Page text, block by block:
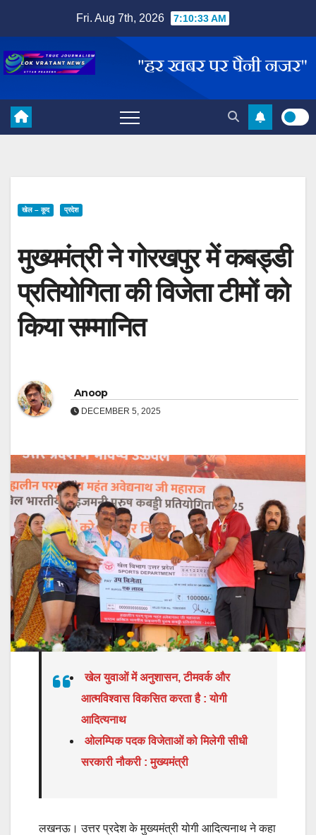
content
Fri. Aug 7th, 2026 7:10:34 AM
खेल – कूद प्रदेश
मुख्यमंत्री ने गोरखपुर में कबड्डी
प्रतियोगिता की विजेता टीमों को
किया सम्मानित
Anoop
DECEMBER 5, 2025
खेल युवाओं में अनुशासन, टीमवर्क और
आत्मविश्वास विकसित करता है : योगी
आदित्यनाथ
ओलम्पिक पदक विजेताओं को मिलेगी सीधी
सरकारी नौकरी : मुख्यमंत्री
लखनऊ। उत्तर प्रदेश के मुख्यमंत्री योगी आदित्यनाथ ने कहा